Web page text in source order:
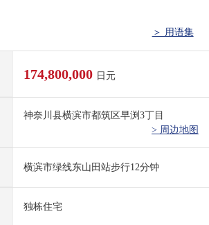
＞ 用语集
174,800,000 日元
神奈川县横滨市都筑区早渕3丁目
> 周边地图
横滨市绿线东山田站步行12分钟
独栋住宅